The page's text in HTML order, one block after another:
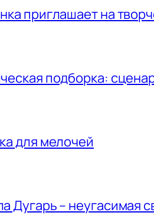
приглашает на
подборка:
для мелочей
Дугарь – неугасимая